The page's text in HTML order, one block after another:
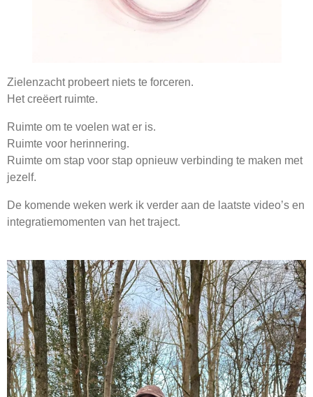
Zielenzacht probeert niets te forceren.
Het creëert ruimte.
Ruimte om te voelen wat er is.
Ruimte voor herinnering.
Ruimte om stap voor stap opnieuw verbinding te maken met
jezelf.
De komende weken werk ik verder aan de laatste video’s en
integratiemomenten van het traject.